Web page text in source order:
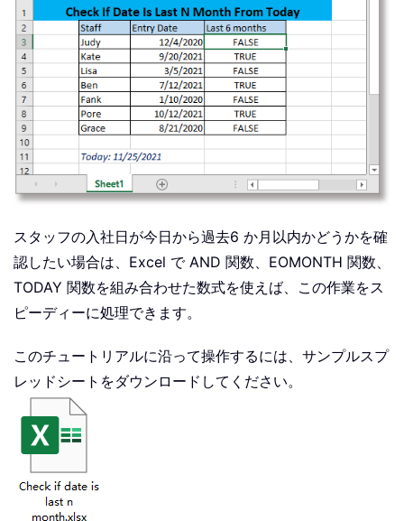
スタッフの入社日が今日から過去6 か月以内かどうかを確
認したい場合は、Excel で AND 関数、EOMONTH 関数、
TODAY 関数を組み合わせた数式を使えば、この作業をス
ピーディーに処理できます。
このチュートリアルに沿って操作するには、サンプルスプ
レッドシートをダウンロードしてください。